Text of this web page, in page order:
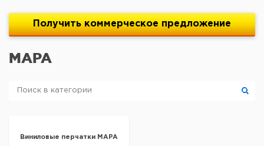
Получить коммерческое предложение
MAPA
Виниловые перчатки MAPA